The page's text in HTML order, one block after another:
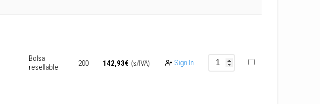
Bolsa
resellable
200 142,93€ (s/IVA) Sign In